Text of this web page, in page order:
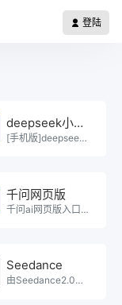
登陆
deepseek小程序
[手机版]deepseek小程序在线使用。
千问网页版
千问ai网页版入口在线使用。
Seedance
由Seedance2.0模型驱动的免费AI视频生成平台Seedance是一个免费的在线人工智能视。